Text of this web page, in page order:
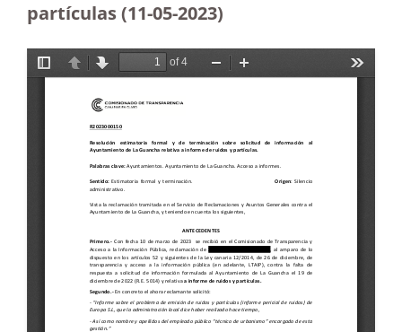
partículas (11-05-2023)